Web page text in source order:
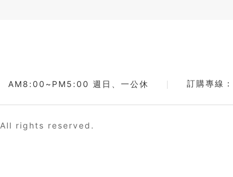
AM8:00~PM5:00 週日、一公休 訂購專線：
All rights reserved.